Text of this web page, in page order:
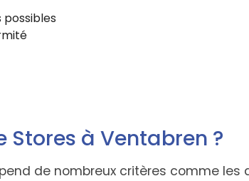
à Ventabren ?
de nombreux critères comme les